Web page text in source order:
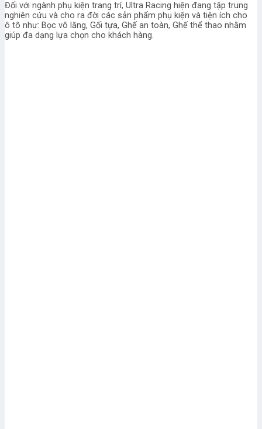
Đối với ngành phụ kiện trang trí, Ultra Racing hiện đang tập trung
nghiên cứu và cho ra đời các sản phẩm phụ kiện và tiện ích cho
ô tô như: Bọc vô lăng, Gối tựa, Ghế an toàn, Ghế thể thao nhằm
giúp đa dạng lựa chọn cho khách hàng.